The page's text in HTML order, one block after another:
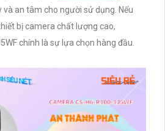
và an tâm cho người sử dụng. Nếu
bị camera chất lượng cao,
chính là sự lựa chọn hàng đầu.